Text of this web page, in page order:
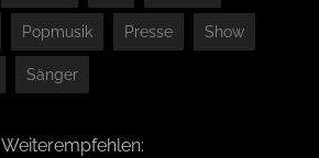
Popmusik Presse Show
Sänger
Weiterempfehlen: